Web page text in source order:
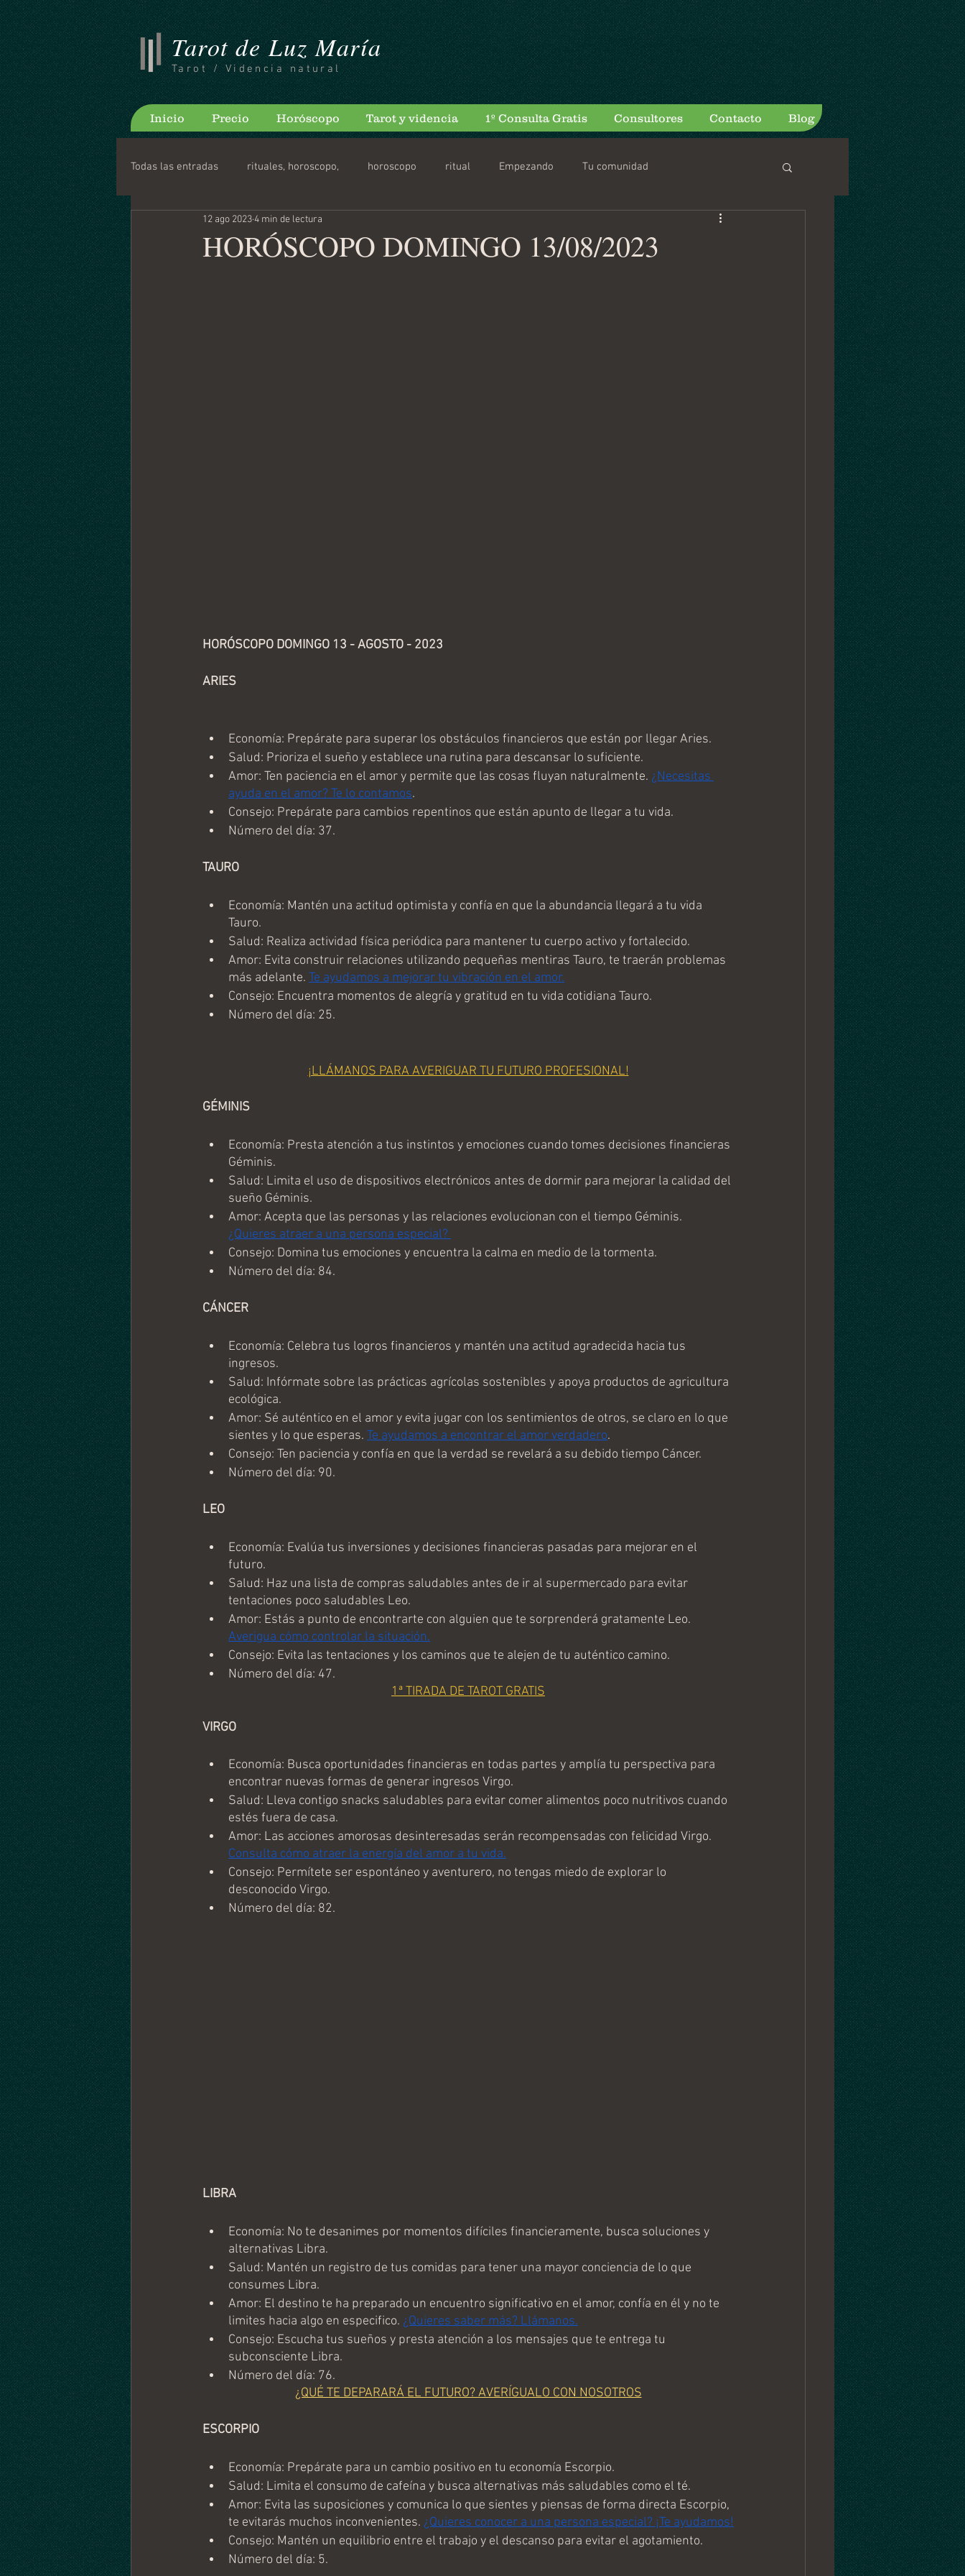
Tarot de Luz María
Tarot / Videncia natural
Inicio Precio Horóscopo Tarot y videncia 1º Consulta Gratis Consultores Contacto Blog
Todas las entradas rituales, horoscopo, horoscopo ritual Empezando Tu comunidad
Consejos para bloguear Horoscopo Diario
HORÓSCOPO DOMINGO 13/08/2023
12 ago 20234 min de lectura
HORÓSCOPO DOMINGO 13 - AGOSTO - 2023
ARIES
Economía: Prepárate para superar los obstáculos financieros que están por llegar Aries.
Salud: Prioriza el sueño y establece una rutina para descansar lo suficiente.
Amor: Ten paciencia en el amor y permite que las cosas fluyan naturalmente. ¿Necesitas
ayuda en el amor? Te lo contamos
Consejo: Prepárate para cambios repentinos que están apunto de llegar a tu vida.
Número del día: 37.
TAURO
Economía: Mantén una actitud optimista y confía en que la abundancia llegará a tu vida
Tauro.
Salud: Realiza actividad física periódica para mantener tu cuerpo activo y fortalecido.
Amor: Evita construir relaciones utilizando pequeñas mentiras Tauro, te traerán problemas
más adelante. Te ayudamos a mejorar tu vibración en el amor.
Consejo: Encuentra momentos de alegría y gratitud en tu vida cotidiana Tauro.
Número del día: 25.
¡LLÁMANOS PARA AVERIGUAR TU FUTURO PROFESIONAL!
GÉMINIS
Economía: Presta atención a tus instintos y emociones cuando tomes decisiones financieras
Géminis.
Salud: Limita el uso de dispositivos electrónicos antes de dormir para mejorar la calidad del
sueño Géminis.
Amor: Acepta que las personas y las relaciones evolucionan con el tiempo Géminis.
¿Quieres atraer a una persona especial?
Consejo: Domina tus emociones y encuentra la calma en medio de la tormenta.
Número del día: 84.
CÁNCER
Economía: Celebra tus logros financieros y mantén una actitud agradecida hacia tus
ingresos.
Salud: Infórmate sobre las prácticas agrícolas sostenibles y apoya productos de agricultura
ecológica.
Amor: Sé auténtico en el amor y evita jugar con los sentimientos de otros, se claro en lo que
sientes y lo que esperas. Te ayudamos a encontrar el amor verdadero.
Consejo: Ten paciencia y confía en que la verdad se revelará a su debido tiempo Cáncer.
Número del día: 90.
LEO
Economía: Evalúa tus inversiones y decisiones financieras pasadas para mejorar en el
futuro.
Salud: Haz una lista de compras saludables antes de ir al supermercado para evitar
tentaciones poco saludables Leo.
Amor: Estás a punto de encontrarte con alguien que te sorprenderá gratamente Leo.
Averigua cómo controlar la situación.
Consejo: Evita las tentaciones y los caminos que te alejen de tu auténtico camino.
Número del día: 47.
1ª TIRADA DE TAROT GRATIS
VIRGO
Economía: Busca oportunidades financieras en todas partes y amplía tu perspectiva para
encontrar nuevas formas de generar ingresos Virgo.
Salud: Lleva contigo snacks saludables para evitar comer alimentos poco nutritivos cuando
estés fuera de casa.
Amor: Las acciones amorosas desinteresadas serán recompensadas con felicidad Virgo.
Consulta cómo atraer la energía del amor a tu vida.
Consejo: Permítete ser espontáneo y aventurero, no tengas miedo de explorar lo
desconocido Virgo.
Número del día: 82.
LIBRA
Economía: No te desanimes por momentos difíciles financieramente, busca soluciones y
alternativas Libra.
Salud: Mantén un registro de tus comidas para tener una mayor conciencia de lo que
consumes Libra.
Amor: El destino te ha preparado un encuentro significativo en el amor, confía en él y no te
limites hacia algo en especifico. ¿Quieres saber más? Llámanos.
Consejo: Escucha tus sueños y presta atención a los mensajes que te entrega tu
subconsciente Libra.
Número del día: 76.
¿QUÉ TE DEPARARÁ EL FUTURO? AVERÍGUALO CON NOSOTROS
ESCORPIO
Economía: Prepárate para un cambio positivo en tu economía Escorpio.
Salud: Limita el consumo de cafeína y busca alternativas más saludables como el té.
Amor: Evita las suposiciones y comunica lo que sientes y piensas de forma directa Escorpio,
te evitarás muchos inconvenientes. ¿Quieres conocer a una persona especial? ¡Te ayudamos!
Consejo: Mantén un equilibrio entre el trabajo y el descanso para evitar el agotamiento.
Número del día: 5.